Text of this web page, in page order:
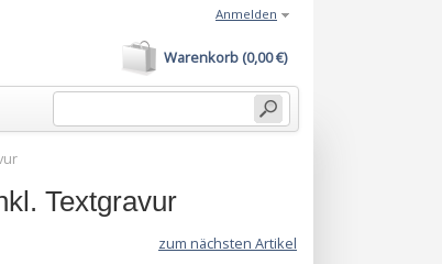
Warenkorb (0,00 €)
Anmelden
Textgravur
zum nächsten Artikel